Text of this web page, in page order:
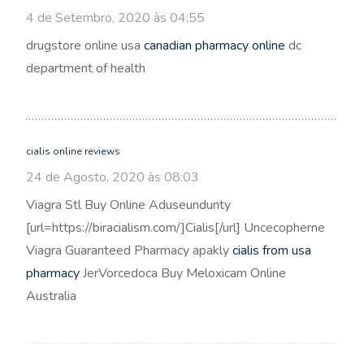
4 de Setembro, 2020 às 04:55
drugstore online usa canadian pharmacy online dc
department of health
cialis online reviews
24 de Agosto, 2020 às 08:03
Viagra Stl Buy Online Aduseundunty
[url=https://biracialism.com/]Cialis[/url] Uncecopherne
Viagra Guaranteed Pharmacy apaklycialis from usa
pharmacyJerVorcedoca Buy Meloxicam Online
Australia